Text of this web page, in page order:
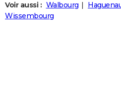
Art de vivre
Bien-être
Loisirs
Mode
Modes de vie
+SANTE
Voir aussi : Walbourg
Wissembourg